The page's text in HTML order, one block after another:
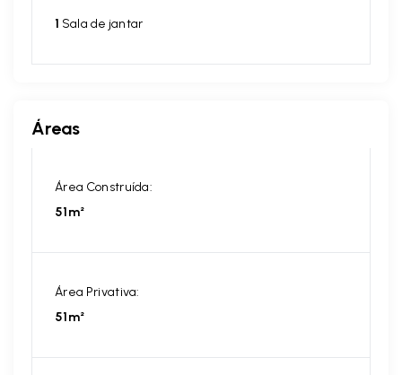
1 Sala de jantar
Áreas
Área Construída:
51m²
Área Privativa:
51m²